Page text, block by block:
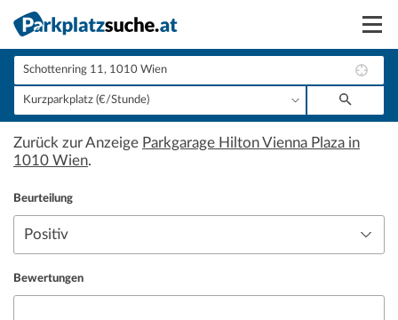
Suchen
Vermieten
Anmelden
Zurück zur Anzeige Parkgarage Hilton Vienna Plaza in
1010 Wien.
Beurteilung
Bewertungen